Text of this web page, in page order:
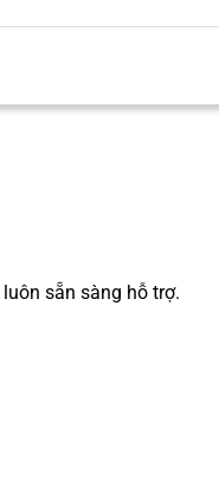
luôn sẵn sàng hỗ trợ.